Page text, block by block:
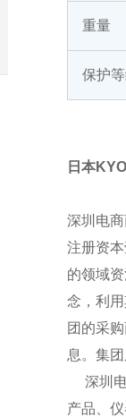
重量
保护
日本
深圳电
注册资
的领域
念，利
团的采
息。集
深圳电
产品、